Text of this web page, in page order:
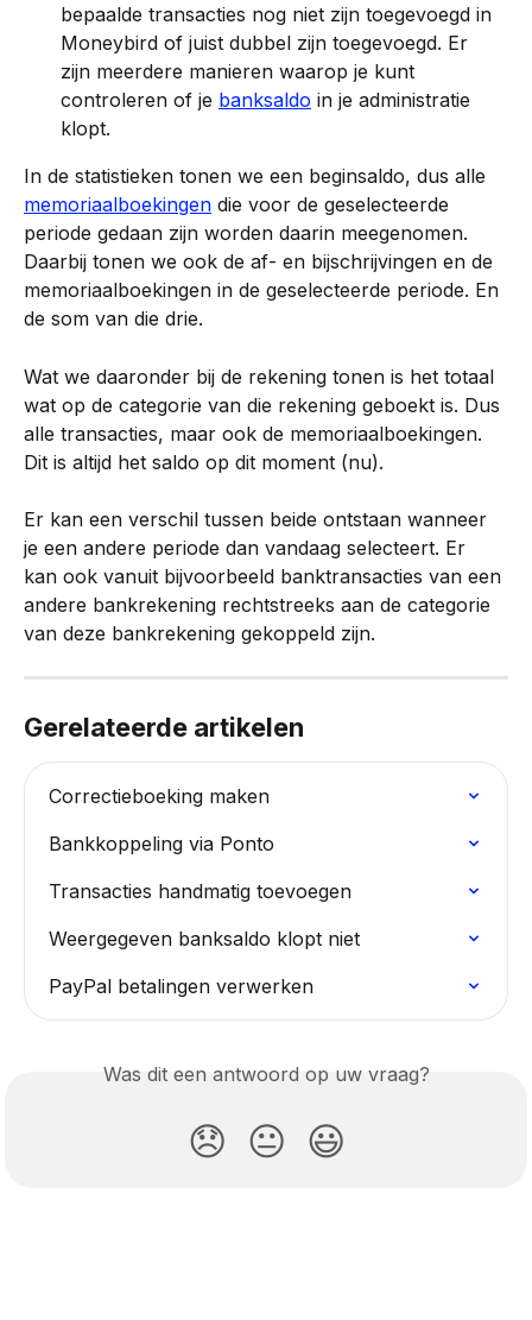
bepaalde transacties nog niet zijn toegevoegd in
Moneybird of juist dubbel zijn toegevoegd. Er
zijn meerdere manieren waarop je kunt
controleren of je banksaldo in je administratie
klopt.
In de statistieken tonen we een beginsaldo, dus alle
memoriaalboekingen die voor de geselecteerde
periode gedaan zijn worden daarin meegenomen.
Daarbij tonen we ook de af- en bijschrijvingen en de
memoriaalboekingen in de geselecteerde periode. En
de som van die drie.
Wat we daaronder bij de rekening tonen is het totaal
wat op de categorie van die rekening geboekt is. Dus
alle transacties, maar ook de memoriaalboekingen.
Dit is altijd het saldo op dit moment (nu).
Er kan een verschil tussen beide ontstaan wanneer
je een andere periode dan vandaag selecteert. Er
kan ook vanuit bijvoorbeeld banktransacties van een
andere bankrekening rechtstreeks aan de categorie
van deze bankrekening gekoppeld zijn.
Gerelateerde artikelen
Correctieboeking maken
Bankkoppeling via Ponto
Transacties handmatig toevoegen
Weergegeven banksaldo klopt niet
PayPal betalingen verwerken
Was dit een antwoord op uw vraag?
😞 😐 😃